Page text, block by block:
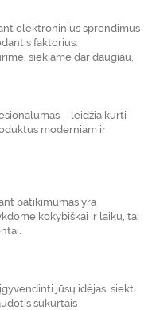
elektroninius sprendimus
faktorius.
siekiame dar daugiau.
– leidžia kurti
moderniam ir
patikimumas yra
kokybiškai ir laiku, tai
jūsų idėjas, siekti
sukurtais